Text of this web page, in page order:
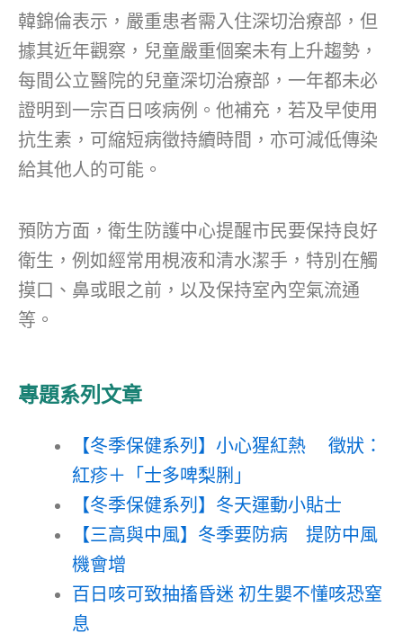
韓錦倫表示，嚴重患者需入住深切治療部，但
據其近年觀察，兒童嚴重個案未有上升趨勢，
每間公立醫院的兒童深切治療部，一年都未必
證明到一宗百日咳病例。他補充，若及早使用
抗生素，可縮短病徵持續時間，亦可減低傳染
給其他人的可能。
預防方面，衛生防護中心提醒市民要保持良好
衛生，例如經常用梘液和清水潔手，特別在觸
摸口、鼻或眼之前，以及保持室內空氣流通
等。
專題系列文章
【冬季保健系列】小心猩紅熱 徵狀：
紅疹＋「士多啤梨脷」
【冬季保健系列】冬天運動小貼士
【三高與中風】冬季要防病 提防中風
機會增
百日咳可致抽搐昏迷 初生嬰不懂咳恐窒
息